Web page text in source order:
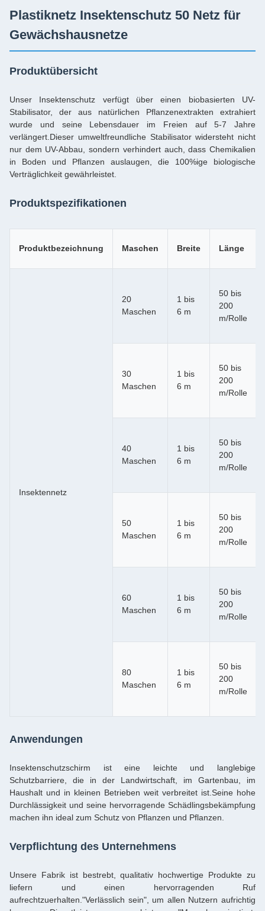
Plastiknetz Insektenschutz 50 Netz für
Gewächshausnetze
Produktübersicht
Unser Insektenschutz verfügt über einen biobasierten UV-
Stabilisator, der aus natürlichen Pflanzenextrakten extrahiert
wurde und seine Lebensdauer im Freien auf 5-7 Jahre
verlängert.Dieser umweltfreundliche Stabilisator widersteht nicht
nur dem UV-Abbau, sondern verhindert auch, dass Chemikalien
in Boden und Pflanzen auslaugen, die 100%ige biologische
Verträglichkeit gewährleistet.
Produktspezifikationen
Produktbezeichnung Maschen Breite Länge
Insektennetz
20
Maschen
1 bis
6 m
50 bis
200
m/Rolle
30
Maschen
1 bis
6 m
50 bis
200
m/Rolle
40
Maschen
1 bis
6 m
50 bis
200
m/Rolle
50
Maschen
1 bis
6 m
50 bis
200
m/Rolle
60
Maschen
1 bis
6 m
50 bis
200
m/Rolle
80
Maschen
1 bis
6 m
50 bis
200
m/Rolle
Anwendungen
Insektenschutzschirm ist eine leichte und langlebige
Schutzbarriere, die in der Landwirtschaft, im Gartenbau, im
Haushalt und in kleinen Betrieben weit verbreitet ist.Seine hohe
Durchlässigkeit und seine hervorragende Schädlingsbekämpfung
machen ihn ideal zum Schutz von Pflanzen und Pflanzen.
Verpflichtung des Unternehmens
Unsere Fabrik ist bestrebt, qualitativ hochwertige Produkte zu
liefern und einen hervorragenden Ruf
aufrechtzuerhalten."Verlässlich sein", um allen Nutzern aufrichtig